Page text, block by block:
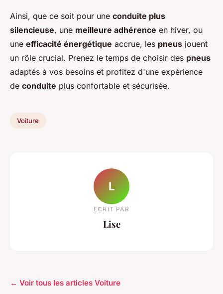
Ainsi, que ce soit pour une conduite plus
silencieuse, une meilleure adhérence en hiver, ou
une efficacité énergétique accrue, les pneus jouent
un rôle crucial. Prenez le temps de choisir des pneus
adaptés à vos besoins et profitez d'une expérience
de conduite plus confortable et sécurisée.
Voiture
L
ECRIT PAR
Lise
← Voir tous les articles Voiture